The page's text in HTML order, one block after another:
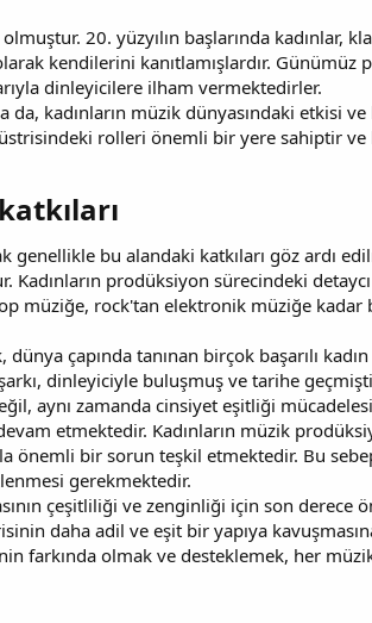
20. yüzyılın başlarında kadınlar,
kendilerini kanıtlamışlardır.
dinleyicilere ilham vermektedirler.
kadınların müzik dünyasındaki etkisi
rolleri önemli bir yere sahiptir
bu alandaki katkıları göz ardı
prodüksiyon sürecindeki
müziğe, rock'tan elektronik müziğe kadar
çapında tanınan birçok başarılı
dinleyiciyle buluşmuş ve tarihe
aynı zamanda cinsiyet eşitliği
etmektedir. Kadınların müzik
bir sorun teşkil etmektedir. Bu
gerekmektedir.
çeşitliliği ve zenginliği için son derece
daha adil ve eşit bir yapıya
farkında olmak ve desteklemek, her